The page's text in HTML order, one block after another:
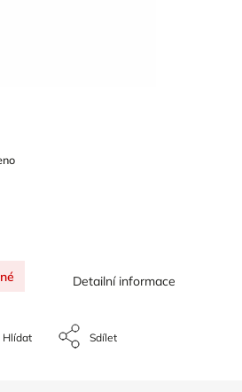
Detailní informace
Hlídat Sdílet